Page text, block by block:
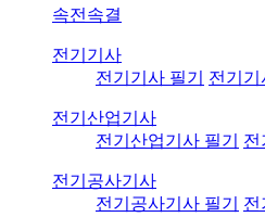
속전속결
전기기사
전기기사 필기
전기기
전기산업기사
전기산업기사 필기
전
전기공사기사
전기공사기사 필기
전